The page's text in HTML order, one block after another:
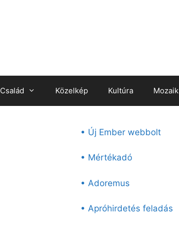
Család Közelkép Kultúra Mozaik
• Új Ember webbolt
• Mértékadó
• Adoremus
• Apróhirdetés feladás